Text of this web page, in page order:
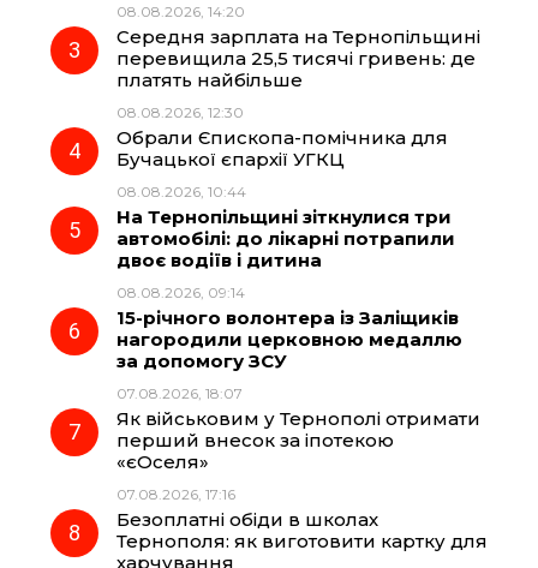
k
a
m
08.08.2026, 14:20
Середня зарплата на Тернопільщині
перевищила 25,5 тисячі гривень: де
платять найбільше
08.08.2026, 12:30
Обрали Єпископа-помічника для
Бучацької єпархії УГКЦ
08.08.2026, 10:44
На Тернопільщині зіткнулися три
автомобілі: до лікарні потрапили
двоє водіїв і дитина
08.08.2026, 09:14
15-річного волонтера із Заліщиків
нагородили церковною медаллю
за допомогу ЗСУ
07.08.2026, 18:07
Як військовим у Тернополі отримати
перший внесок за іпотекою
«єОселя»
07.08.2026, 17:16
Безоплатні обіди в школах
Тернополя: як виготовити картку для
харчування